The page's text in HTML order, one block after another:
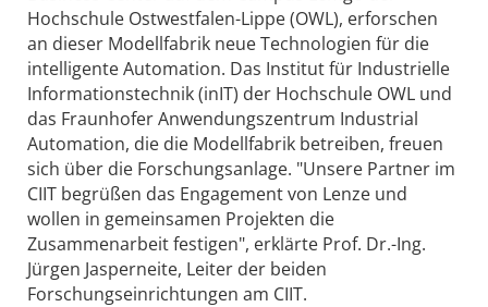
Hochschule Ostwestfalen-Lippe (OWL), erforschen
an dieser Modellfabrik neue Technologien für die
intelligente Automation. Das Institut für Industrielle
Informationstechnik (inIT) der Hochschule OWL und
das Fraunhofer Anwendungszentrum Industrial
Automation, die die Modellfabrik betreiben, freuen
sich über die Forschungsanlage. "Unsere Partner im
CIIT begrüßen das Engagement von Lenze und
wollen in gemeinsamen Projekten die
Zusammenarbeit festigen", erklärte Prof. Dr.-Ing.
Jürgen Jasperneite, Leiter der beiden
Forschungseinrichtungen am CIIT.